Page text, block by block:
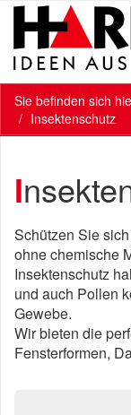
Sie befinden sich
Insektenschutz
Schützen Sie
ohne chemische
Insektenschutz
und auch Pollen
Gewebe.
Wir bieten die
Fensterformen,